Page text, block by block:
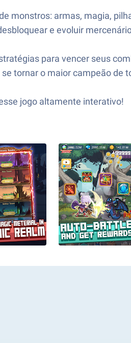
monstros: armas, magia,
e evoluir
para vencer seus
tornar o maior campeão de
jogo altamente interativo!